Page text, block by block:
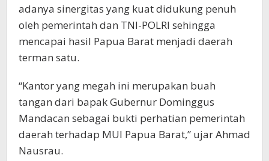
adanya sinergitas yang kuat didukung penuh
oleh pemerintah dan TNI-POLRI sehingga
mencapai hasil Papua Barat menjadi daerah
terman satu.
“Kantor yang megah ini merupakan buah
tangan dari bapak Gubernur Dominggus
Mandacan sebagai bukti perhatian pemerintah
daerah terhadap MUI Papua Barat,” ujar Ahmad
Nausrau.